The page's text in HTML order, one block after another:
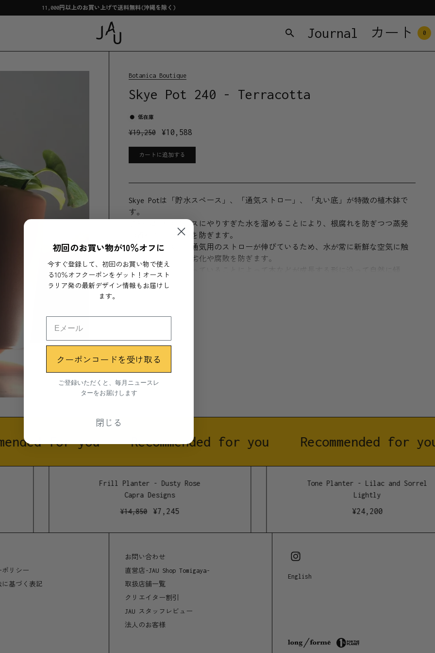
11,000円以上のお買い上げで送料無料(沖縄を除く)
Journal カート 0
Botanica Boutique
Skye Pot 240 - Terracotta
低在庫
¥19,250 ¥10,588
カートに追加する
Skye Potは「貯水スペース」、「通気ストロー」、「丸い底」が特徴の植木鉢で
す。
底部の貯水スペースにやりすぎた水を溜めることにより、根腐れを防ぎつつ蒸発
の過程で土の乾燥を防ぎます。
貯水スペースには通気用のストローが伸びているため、水が常に新鮮な空気に触
れることを助け、劣化や腐敗を防ぎます。
また、底が丸くなっていることによって木などが成長する形に沿って自然に傾
き、通常の鉢では見られない生育をお楽しみいただけることでしょう。
アルミニウム
サイズ
⊘250 x 225mm
もっと見る
for you Recommended for you Recommended for you
Frill Planter - Dusty Rose
Capra Designs
14,850 7,245
Tone Planter - Lilac and Sorrel
Lightly
24,200
ポリシー
基づく表記
お問い合わせ
直営店-JAU Shop Tomigaya-
取扱店舗一覧
クリエイター割引
JAU スタッフレビュー
法人のお客様
English
初回のお買い物が10％オフに
今すぐ登録して、初回のお買い物で使え
る10％オフクーポンをゲット！オースト
ラリア発の最新デザイン情報もお届けし
ます。
クーポンコードを受け取る
ご登録いただくと、毎月ニュースレ
ターをお届けします
閉じる